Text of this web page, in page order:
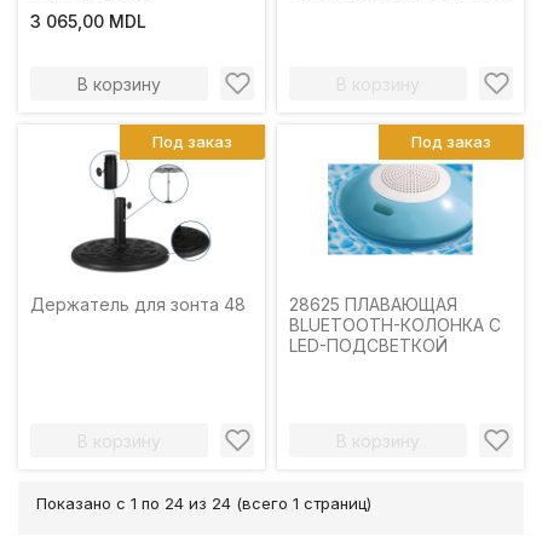
3 065,00 MDL
В корзину В корзину
Держатель для зонта 48
В корзину
Под заказ
28625 ПЛАВАЮЩАЯ
BLUETOOTH-КОЛОНКА С
LED-ПОДСВЕТКОЙ
В корзину
Под заказ
Показано с 1 по 24 из 24 (всего 1 страниц)